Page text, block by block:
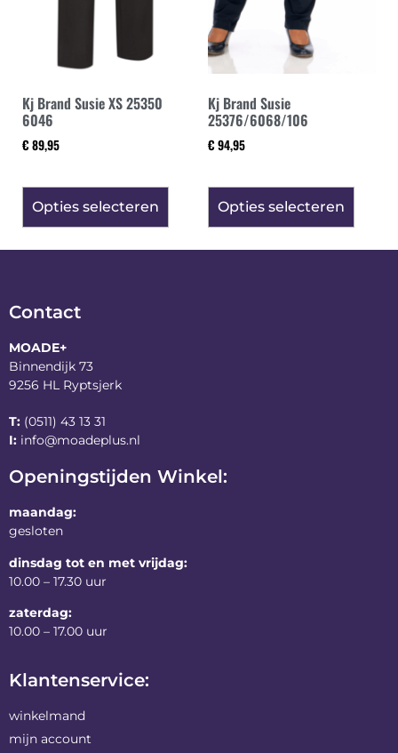
Kj Brand Susie XS 25350
6046
€ 89,95
Opties selecteren
Kj Brand Susie
25376/6068/106
€ 94,95
Opties selecteren
Contact
MOADE+
Binnendijk 73
9256 HL Ryptsjerk
T: (0511) 43 13 31
I: info@moadeplus.nl
Openingstijden Winkel:
maandag:
gesloten
dinsdag tot en met vrijdag:
10.00 – 17.30 uur
zaterdag:
10.00 – 17.00 uur
Klantenservice:
winkelmand
mijn account